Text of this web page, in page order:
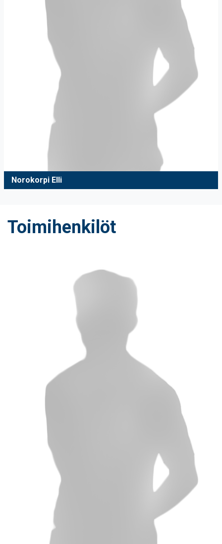
Norokorpi Elli
Toimihenkilöt